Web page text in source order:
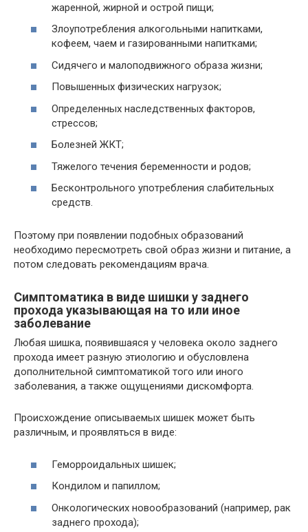
жаренной, жирной и острой пищи;
Злоупотребления алкогольными напитками,
кофеем, чаем и газированными напитками;
Сидячего и малоподвижного образа жизни;
Повышенных физических нагрузок;
Определенных наследственных факторов,
стрессов;
Болезней ЖКТ;
Тяжелого течения беременности и родов;
Бесконтрольного употребления слабительных
средств.
Поэтому при появлении подобных образований
необходимо пересмотреть свой образ жизни и питание, а
потом следовать рекомендациям врача.
Симптоматика в виде шишки у заднего
прохода указывающая на то или иное
заболевание
Любая шишка, появившаяся у человека около заднего
прохода имеет разную этиологию и обусловлена
дополнительной симптоматикой того или иного
заболевания, а также ощущениями дискомфорта.
Происхождение описываемых шишек может быть
различным, и проявляться в виде:
Геморроидальных шишек;
Кондилом и папиллом;
Онкологических новообразований (например, рак
заднего прохода);